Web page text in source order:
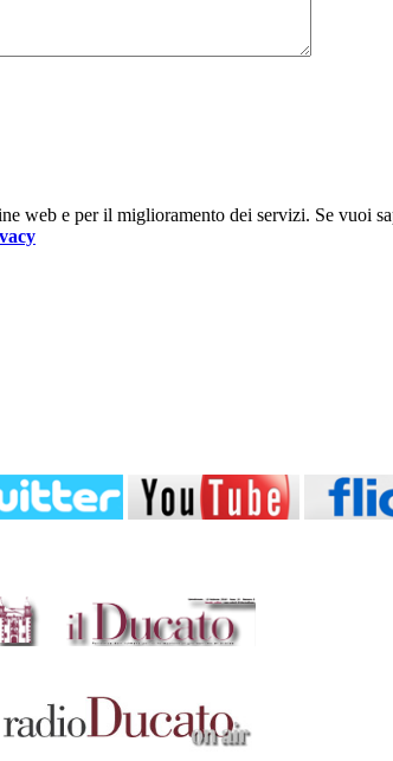
web e per il miglioramento dei servizi. Se vuoi